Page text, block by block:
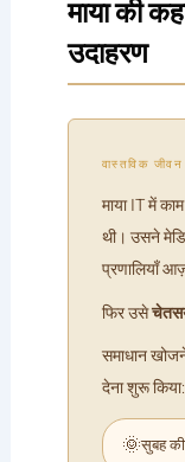
माया की
उदाहरण
वास्तविक
माया IT में
थी। उसने
प्रणालियाँ
फिर उसे
समाधान
देना शुरू किया:
🌞सुबह